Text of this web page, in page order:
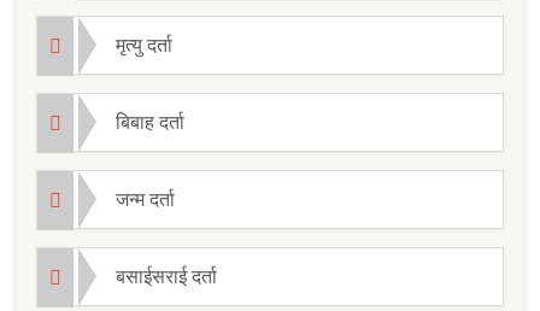
मृत्यु दर्ता
बिबाह दर्ता
जन्म दर्ता
बसाईसराई दर्ता